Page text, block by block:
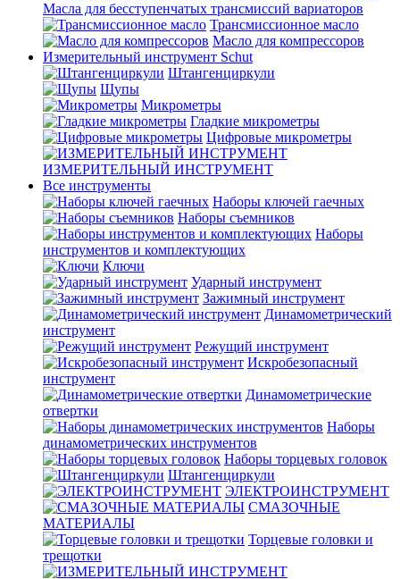
Масла для бесступенчатых трансмиссий вариаторов
Трансмиссионное масло
Масло для компрессоров
Измерительный инструмент Schut
Штангенциркули
Щупы
Микрометры
Гладкие микрометры
Цифровые микрометры
ИЗМЕРИТЕЛЬНЫЙ ИНСТРУМЕНТ
Все инструменты
Наборы ключей гаечных
Наборы съемников
Наборы
инструментов и комплектующих
Ключи
Ударный инструмент
Зажимный инструмент
Динамометрический
инструмент
Режущий инструмент
Искробезопасный
инструмент
Динамометрические
отвертки
Наборы
динамометрических инструментов
Наборы торцевых головок
Штангенциркули
ЭЛЕКТРОИНСТРУМЕНТ
СМАЗОЧНЫЕ
МАТЕРИАЛЫ
Торцевые головки и
трещотки